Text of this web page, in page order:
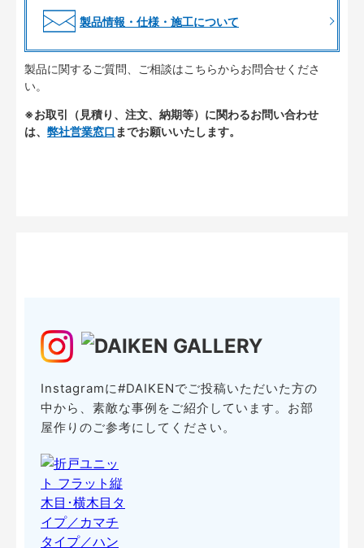
製品情報・仕様・施工について
製品に関するご質問、ご相談はこちらからお問合せくださ
い。
※お取引（見積り、注文、納期等）に関わるお問い合わせ
は、 弊社営業窓口 までお願いいたします。
Instagramに#DAIKENでご投稿いただいた方の
中から、素敵な事例をご紹介しています。お部
屋作りのご参考にしてください。